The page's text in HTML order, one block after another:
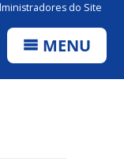
do Site
MENU